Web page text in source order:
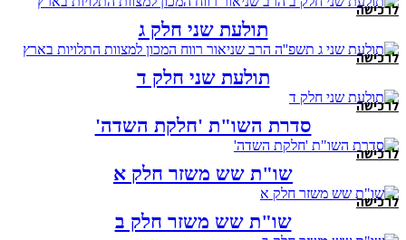
לרכישה
תולעת שני חלק ג
לרכישה
תולעת שני חלק ד
לרכישה
סדרת השו"ת 'חלקת השדה'
לרכישה
שו"ת שש משזר חלק א
לרכישה
שו"ת שש משזר חלק ב